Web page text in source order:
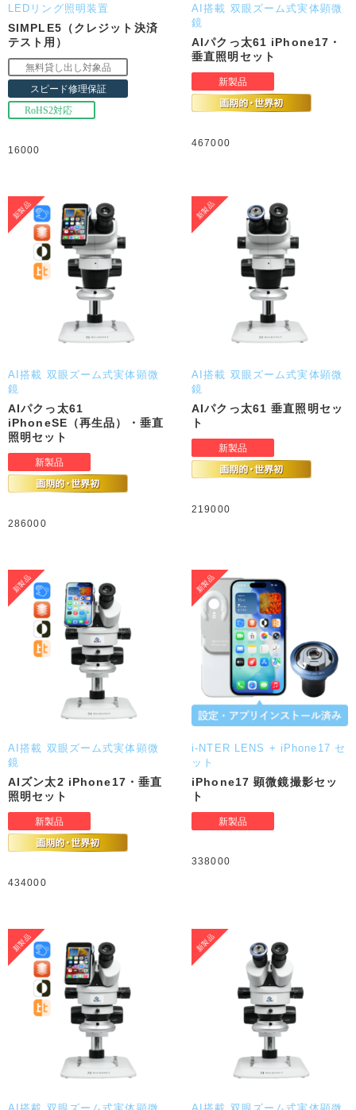
LEDリング照明装置
SIMPLE5（クレジット決済
テスト用）
16000
AI搭載 双眼ズーム式実体顕微
鏡
AIパクっ太61 iPhone17・
垂直照明セット
467000
AI搭載 双眼ズーム式実体顕微
鏡
AIパクっ太61
iPhoneSE（再生品）・垂直
照明セット
286000
AI搭載 双眼ズーム式実体顕微
鏡
AIパクっ太61 垂直照明セッ
ト
219000
AI搭載 双眼ズーム式実体顕微
鏡
AIズン太2 iPhone17・垂直
照明セット
434000
i-NTER LENS + iPhone17 セ
ット
iPhone17 顕微鏡撮影セッ
ト
338000